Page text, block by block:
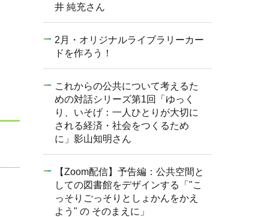
井 純充さん
2月・オリジナルライブラリーカー
ドを作ろう！
これからの公共について考えるた
めの対話シリーズ第1回「ゆっく
り、いそげ：一人ひとりが大切に
される経済・社会をつくるため
に」影山知明さん
【Zoom配信】予告編：公共空間と
しての図書館をデザインする「"こ
っそりごっそりとしょかんをかえ
よう" の そのまえに」